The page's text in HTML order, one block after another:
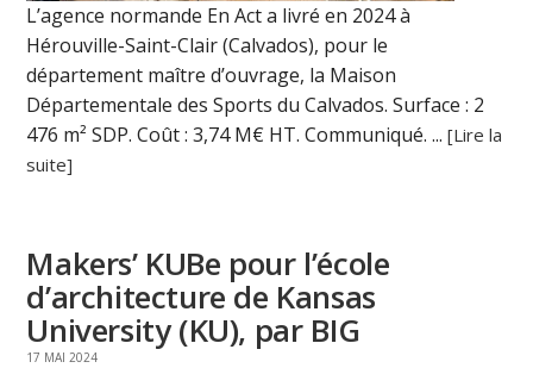
L’agence normande En Act a livré en 2024 à
Hérouville-Saint-Clair (Calvados), pour le
département maître d’ouvrage, la Maison
Départementale des Sports du Calvados. Surface : 2
476 m² SDP. Coût : 3,74 M€ HT. Communiqué. ...[Lire la
suite]
Makers’ KUBe pour l’école
d’architecture de Kansas
University (KU), par BIG
17 MAI 2024